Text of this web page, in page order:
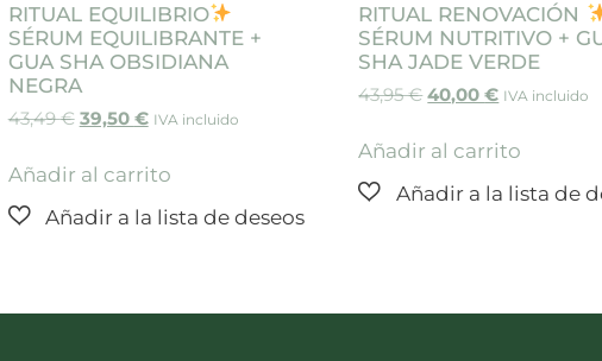
RITUAL EQUILIBRIO
SÉRUM EQUILIBRANTE +
GUA SHA OBSIDIANA
NEGRA
43,49€ 39,50 € IVA incluido
Añadir al carrito
RITUAL RENOVACIÓN
SÉRUM NUTRITIVO +
SHA JADE VERDE
43,95€ 40,00€ IVA incluido
Añadir al carrito